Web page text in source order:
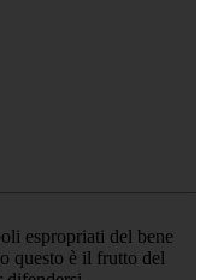
espropriati del bene
questo è il frutto del